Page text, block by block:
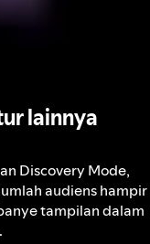
lainnya
Discovery Mode,
audiens hampir
tampilan dalam